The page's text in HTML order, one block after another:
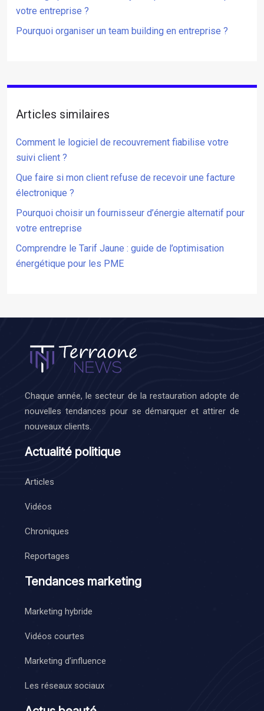
votre entreprise ?
Pourquoi organiser un team building en entreprise ?
Articles similaires
Comment le logiciel de recouvrement fiabilise votre
suivi client ?
Que faire si mon client refuse de recevoir une facture
électronique ?
Pourquoi choisir un fournisseur d’énergie alternatif pour
votre entreprise
Comprendre le Tarif Jaune : guide de l’optimisation
énergétique pour les PME
Chaque année, le secteur de la restauration adopte de
nouvelles tendances pour se démarquer et attirer de
nouveaux clients.
Actualité politique
Articles
Vidéos
Chroniques
Reportages
Tendances marketing
Marketing hybride
Vidéos courtes
Marketing d’influence
Les réseaux sociaux